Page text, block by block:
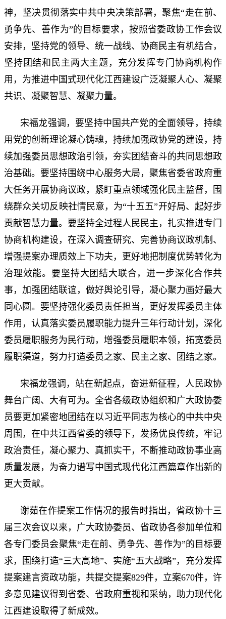
神，坚决贯彻落实中共中央决策部署，聚焦“走在前、
勇争先、善作为”的目标要求，按照省委政协工作会议
安排，坚持党的领导、统一战线、协商民主有机结合，
坚持团结和民主两大主题，充分发挥专门协商机构作
用，为推进中国式现代化江西建设广泛凝聚人心、凝聚
共识、凝聚智慧、凝聚力量。
宋福龙强调，要坚持中国共产党的全面领导，持续
用党的创新理论凝心铸魂，持续加强政协党的建设，持
续加强委员思想政治引领，夯实团结奋斗的共同思想政
治基础。要坚持围绕中心服务大局，聚焦省委省政府重
大任务开展协商议政，紧盯重点领域强化民主监督，围
绕群众关切反映社情民意，为“十五五”开好局、起好步
贡献智慧力量。要坚持全过程人民民主，扎实推进专门
协商机构建设，在深入调查研究、完善协商议政机制、
增强提案办理质效上下功夫，更好地把制度优势转化为
治理效能。要坚持大团结大联合，进一步深化合作共
事，加强团结联谊，做好舆论引导，凝心聚力画好最大
同心圆。要坚持强化委员责任担当，更好发挥委员主体
作用，认真落实委员履职能力提升三年行动计划，深化
委员履职服务为民行动，增强委员履职本领，拓宽委员
履职渠道，努力打造委员之家、民主之家、团结之家。
宋福龙强调，站在新起点，奋进新征程，人民政协
舞台广阔、大有可为。全省各级政协组织和广大政协委
员要更加紧密地团结在以习近平同志为核心的中共中央
周围，在中共江西省委的领导下，发扬优良传统，牢记
政治责任，凝心聚力、真抓实干，不断推动政协事业高
质量发展，为奋力谱写中国式现代化江西篇章作出新的
更大贡献。
谢茹在作提案工作情况的报告时指出，省政协十三
届三次会议以来，广大政协委员、省政协各参加单位和
各专门委员会聚焦“走在前、勇争先、善作为”的目标要
求，围绕打造“三大高地”、实施“五大战略”，充分发挥
提案建言资政功能，共提交提案829件，立案670件，许
多意见建议得到省委、省政府重视和采纳，助力现代化
江西建设取得了新成效。